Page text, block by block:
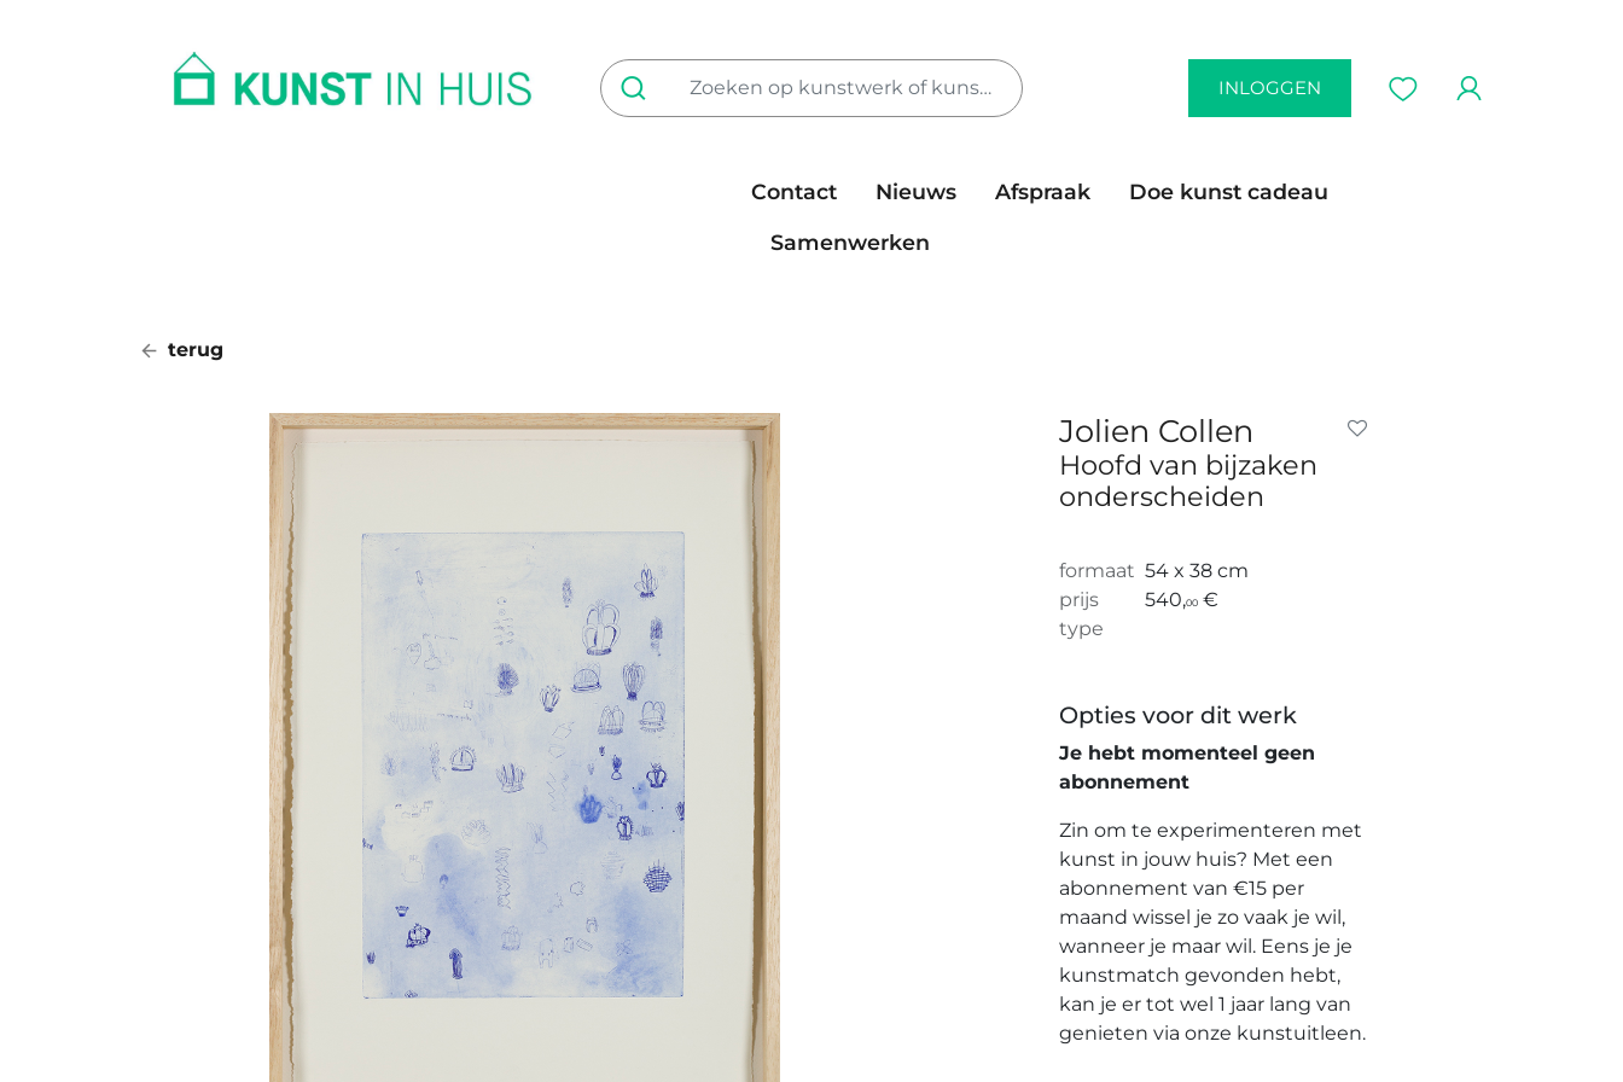
INLOGGEN
Contact Nieuws Afspraak
Doe kunst cadeau
Samenwerken
terug
Jolien Collen
Hoofd van bijzaken
onderscheiden
formaat 54 x 38 cm
prijs
540,00 €
type
Opties voor dit werk
Je hebt momenteel geen
abonnement
Zin om te experimenteren met
kunst in jouw huis? Met een
abonnement van €15 per
maand wissel je zo vaak je wil,
wanneer je maar wil. Eens je je
kunstmatch gevonden hebt,
kan je er tot wel 1 jaar lang van
genieten via onze kunstuitleen.